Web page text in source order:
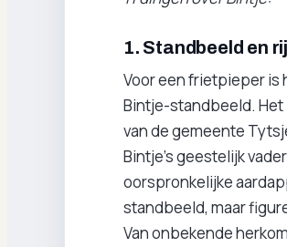
1. Standbeeld en
Voor een frietpieper is
Bintje-standbeeld. Het
van de gemeente
Bintje's geestelijk
oorspronkelijke
standbeeld, maar
Van onbekende